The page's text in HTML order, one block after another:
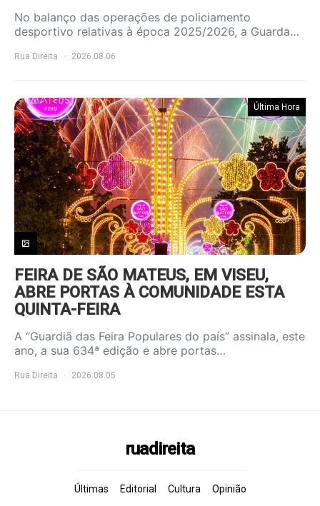
No balanço das operações de policiamento
desportivo relativas à época 2025/2026, a Guarda…
Rua Direita 2026.08.06
Última Hora
FEIRA DE SÃO MATEUS, EM VISEU,
ABRE PORTAS À COMUNIDADE ESTA
QUINTA-FEIRA
A “Guardiã das Feira Populares do país” assinala, este
ano, a sua 634ª edição e abre portas…
Rua Direita 2026.08.05
ruadireita
Últimas Editorial Cultura Opinião